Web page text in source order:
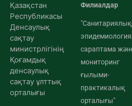
Қазақстан
Республикасы
Денсаулық
сақтау
министрлігінің
Қоғамдық
денсаулық
сақтау ұлттық
орталығы
Филиалдар
сараптама
мониторинг
ғылыми-
практикалық
орталығы"